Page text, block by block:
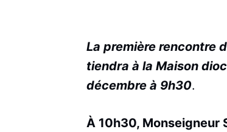
La première rencontre
tiendra à la Maison
décembre à 9h30.
À 10h30, Monseigneur